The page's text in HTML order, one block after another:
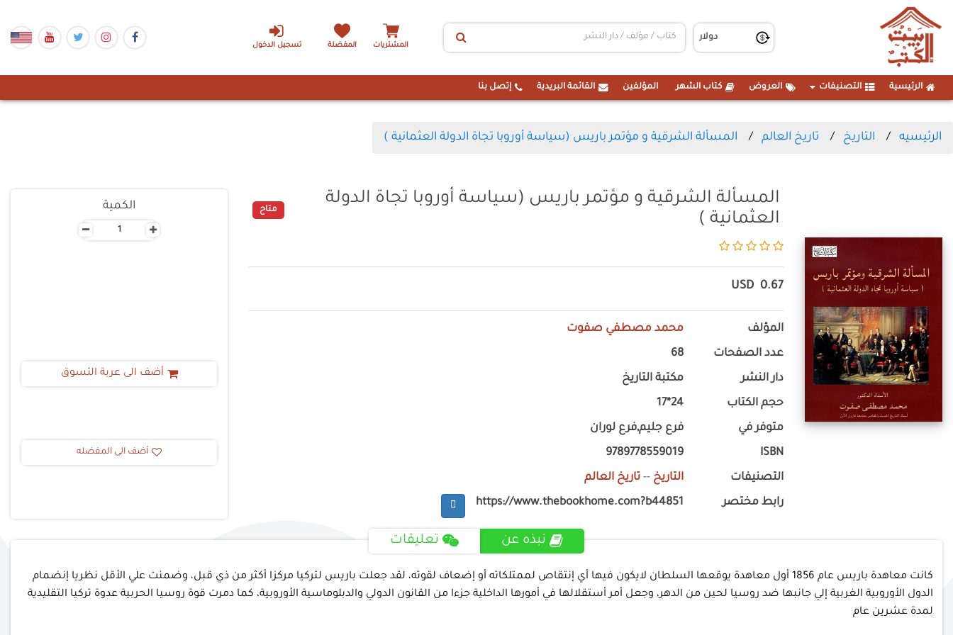
تسجيل الدخول المشتريات المفضلة
الرئيسية التصنيفات العروض كتاب الشهر المؤلفين القائمة البريدية إتصل بنا
الرئيسيه التاريخ تاريخ العالم المسألة الشرقية و مؤتمر باريس (سياسة أوروبا تجاة الدولة العثمانية )
المسألة الشرقية و مؤتمر باريس (سياسة أوروبا تجاة الدولة
العثمانية )
متاح
0.67
USD
المؤلف محمد مصطفي صفوت
عدد الصفحات 68
دار النشر مكتبة التاريخ
حجم الكتاب 24*17
متوفر في فرع جليم,فرع لوران
ISBN
9789778559019
التصنيفات التاريخ -- تاريخ العالم
رابط مختصر https://www.thebookhome.com?b44851
الكمية
- +
أضف الى عربة التسوق
أضف الى المفضله
نبذه عن تعليقات
كانت معاهدة باريس عام 1856 أول معاهدة يوقعها السلطان لايكون فيها أي إنتقاص لممتلكاته أو إضعاف لقوته، لقد جعلت باريس لتركيا مركزا أكثر من ذي قبل، وضمنت علي الأقل نظريا إنضمام
الدول الأوروبية الغربية إلي جانبها ضد روسيا لحين من الدهر، وجعل أمر أستقلالها في أمورها الداخلية جزءا من القانون الدولي والدبلوماسية الأوروبية، كما دمرت قوة روسيا الحربية عدوة تركيا التقليدية
لمدة عشرين عام